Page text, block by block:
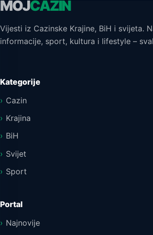
MOJCAZIN
Vijesti iz Cazinske Krajine, BiH i svijeta.
informacije, sport, kultura i lifestyle –
Kategorije
Cazin
Krajina
BiH
Svijet
Sport
Portal
Najnovije